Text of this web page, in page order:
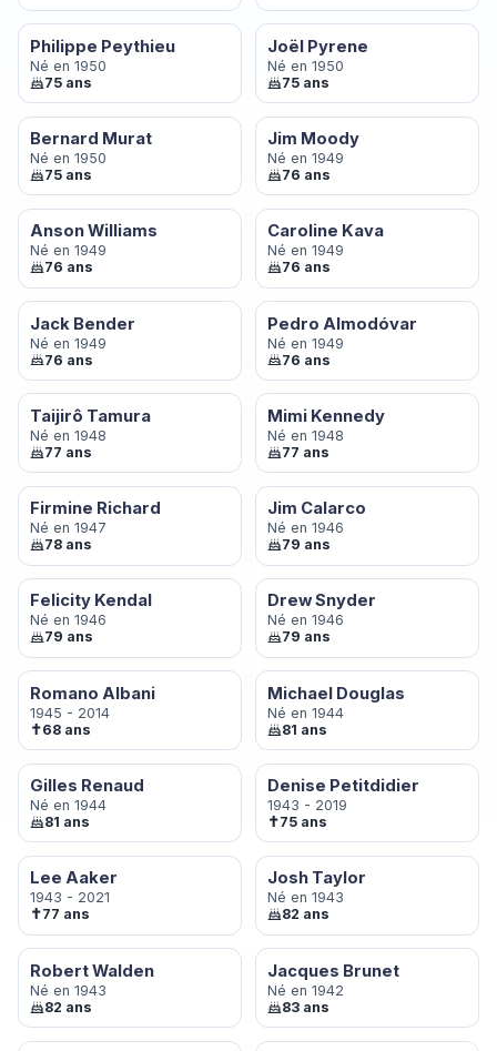
Philippe Peythieu
Né en 1950
75 ans
Joël Pyrene
Né en 1950
75 ans
Bernard Murat
Né en 1950
75 ans
Jim Moody
Né en 1949
76 ans
Anson Williams
Né en 1949
76 ans
Caroline Kava
Né en 1949
76 ans
Jack Bender
Né en 1949
76 ans
Pedro Almodóvar
Né en 1949
76 ans
Taijirô Tamura
Né en 1948
77 ans
Mimi Kennedy
Né en 1948
77 ans
Firmine Richard
Né en 1947
78 ans
Jim Calarco
Né en 1946
79 ans
Felicity Kendal
Né en 1946
79 ans
Drew Snyder
Né en 1946
79 ans
Romano Albani
1945 - 2014
✝68 ans
Michael Douglas
Né en 1944
81 ans
Gilles Renaud
Né en 1944
81 ans
Denise Petitdidier
1943 - 2019
✝75 ans
Lee Aaker
1943 - 2021
✝77 ans
Josh Taylor
Né en 1943
82 ans
Robert Walden
Né en 1943
82 ans
Jacques Brunet
Né en 1942
83 ans